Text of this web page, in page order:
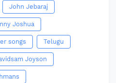
John Jebaraj
Joshua
songs Telugu
Joyson